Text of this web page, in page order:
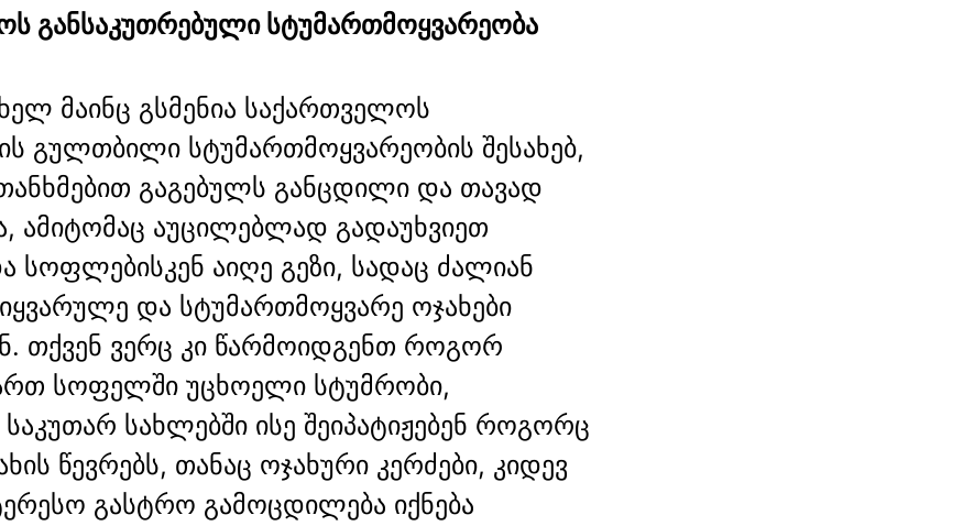
განსაკუთრებული სტუმართმოყვარეობა
მაინც გსმენია საქართველოს
გულთბილი სტუმართმოყვარეობის შესახებ,
გაგებულს განცდილი და თავად
ამიტომაც აუცილებლად გადაუხვიეთ
სოფლებისკენ აიღე გეზი, სადაც ძალიან
და სტუმართმოყვარე ოჯახები
თქვენ ვერც კი წარმოიდგენთ როგორ
სოფელში უცხოელი სტუმრობი,
სახლებში ისე შეიპატიჟებენ როგორც
წევრებს, თანაც ოჯახური კერძები, კიდევ
გასტრო გამოცდილება იქნება